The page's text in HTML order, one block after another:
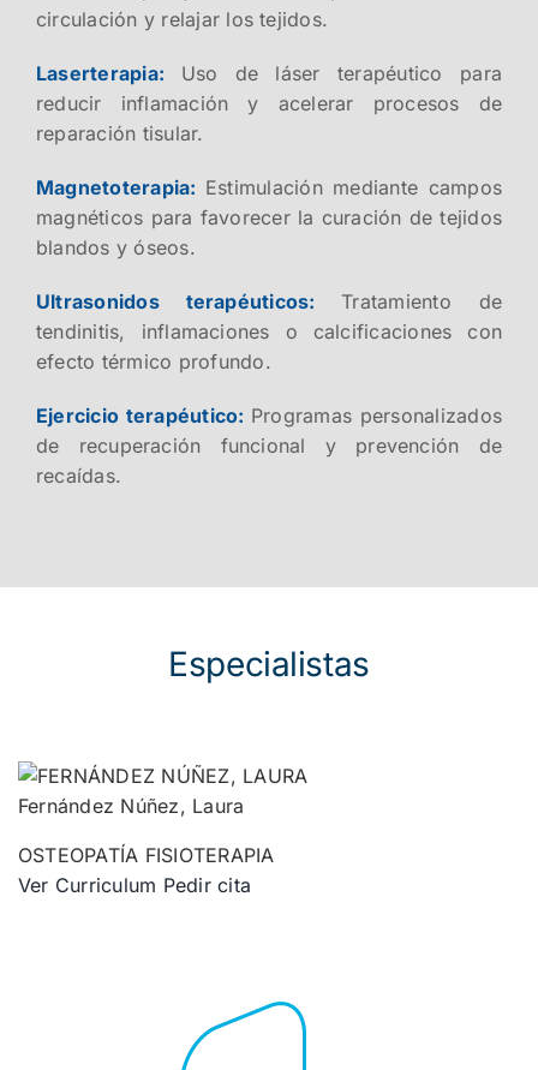
circulación y relajar los tejidos.
Laserterapia: Uso de láser terapéutico para
reducir inflamación y acelerar procesos de
reparación tisular.
Magnetoterapia: Estimulación mediante campos
magnéticos para favorecer la curación de tejidos
blandos y óseos.
Ultrasonidos terapéuticos: Tratamiento de
tendinitis, inflamaciones o calcificaciones con
efecto térmico profundo.
Ejercicio terapéutico: Programas personalizados
de recuperación funcional y prevención de
recaídas.
Especialistas
Fernández Núñez, Laura
OSTEOPATÍA FISIOTERAPIA
Ver Curriculum Pedir cita